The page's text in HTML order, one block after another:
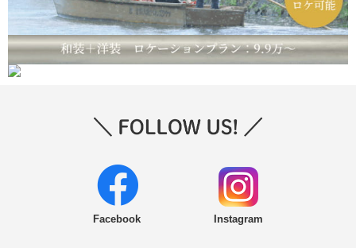
Facebook Instagram